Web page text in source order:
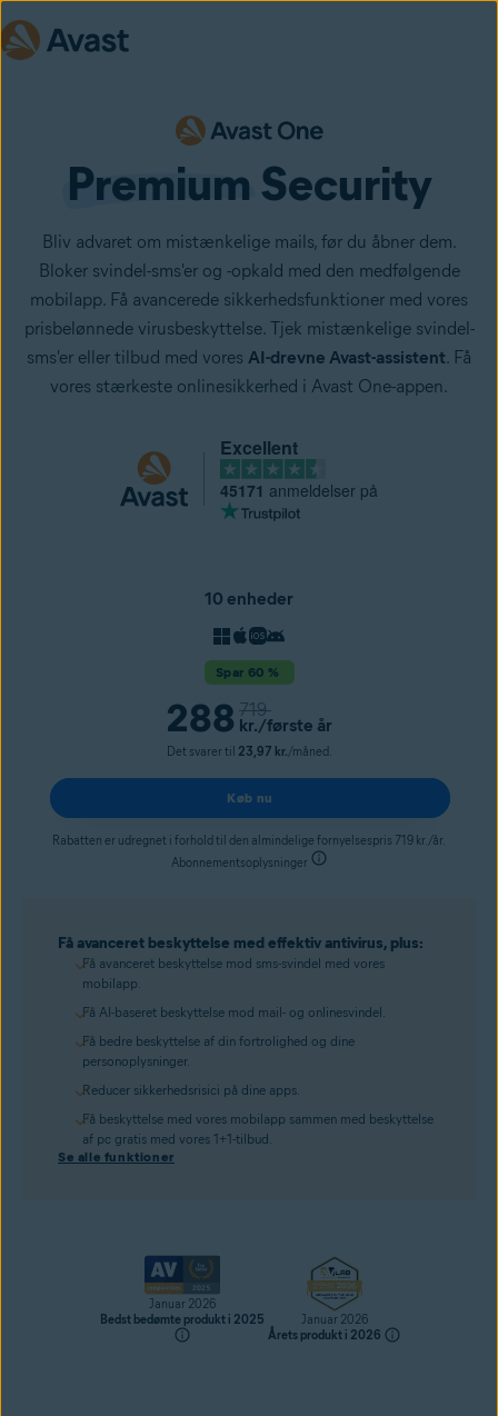
Premium Security
Bliv advaret om mistænkelige mails, før du åbner dem.
Bloker svindel-sms'er og -opkald med den medfølgende
mobilapp. Få avancerede sikkerhedsfunktioner med vores
prisbelønnede virusbeskyttelse. Tjek mistænkelige svindel-
sms'er eller tilbud med vores AI-drevne Avast-assistent. Få
vores stærkeste onlinesikkerhed i Avast One-appen.
Excellent
45171 anmeldelser på
Få avanceret beskyttelse med effektiv antivirus, plus:
Få avanceret beskyttelse mod sms-svindel med vores
mobilapp.
Få AI-baseret beskyttelse mod mail- og onlinesvindel.
Få bedre beskyttelse af din fortrolighed og dine
personoplysninger.
Reducer sikkerhedsrisici på dine apps.
Få beskyttelse med vores mobilapp sammen med beskyttelse
af pc gratis med vores 1+1-tilbud.
Se alle funktioner
10 enheder
Spar 60 %
288 719
kr./første år
Det svarer til 23,97 kr./måned.
Køb nu
Rabatten er udregnet i forhold til den almindelige fornyelsespris 719 kr./år.
Abonnementsoplysninger
Januar 2026
Bedst bedømte produkt i 2025
Januar 2026
Årets produkt i 2026